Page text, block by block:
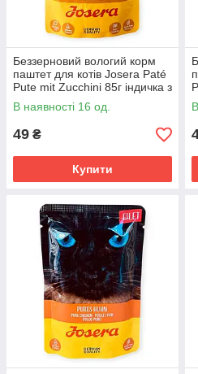
Беззерновий вологий корм
паштет для котів Josera Paté
Pute mit Zucchini 85г індичка з
цукіні, псиліумом та
лососевою олією
В наявності 16 од.
49 ₴
Купити